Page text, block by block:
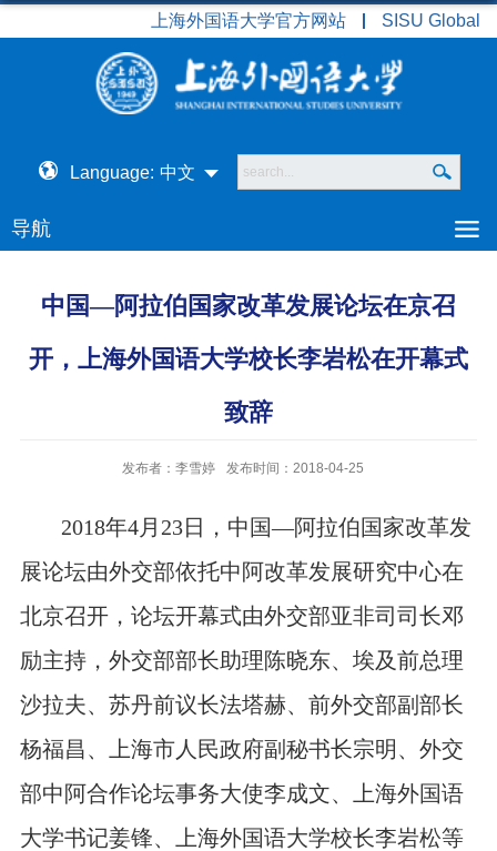
上海外国语大学官方网站 SISU Global
Language: 中文
导航
中国—阿拉伯国家改革发展论坛在京召
开，上海外国语大学校长李岩松在开幕式
致辞
发布者：李雪婷 发布时间：2018-04-25
2018年4月 23日，中国—阿拉伯国家改革发
展论坛由外交部依托中阿改革发展研究中心在
北京召开，论坛开幕式由外交部亚非司司长邓
励主持，外交部部长助理陈晓东、埃及前总理
沙拉夫、苏丹前议长法塔赫、前外交部副部长
杨福昌、上海市人民政府副秘书长宗明、外交
部中阿合作论坛事务大使李成文、上海外国语
大学书记姜锋、上海外国语大学校长李岩松等